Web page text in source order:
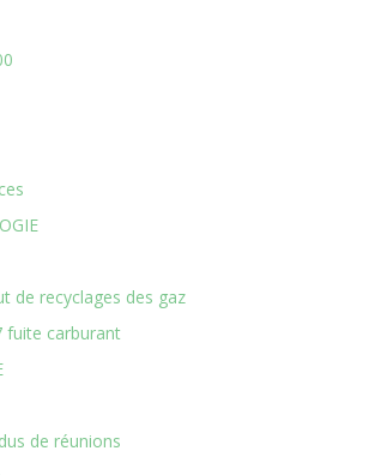
de recyclages des gaz
fuite carburant
de réunions